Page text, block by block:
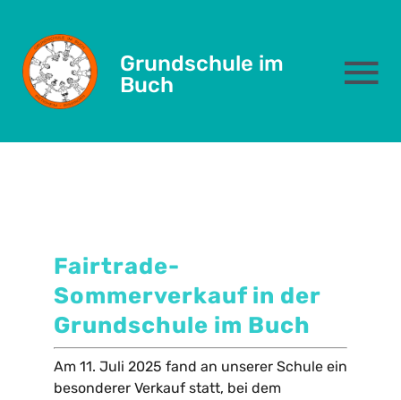
content
Grundschule im
Buch
Das sind wir
Eltern
Kernzeit
Formulare
Fairtrade-
Sommerverkauf
Fairtrade-
Sommerverkauf in der
Grundschule im Buch
Am 11. Juli 2025 fand an unserer Schule ein
besonderer Verkauf statt, bei dem